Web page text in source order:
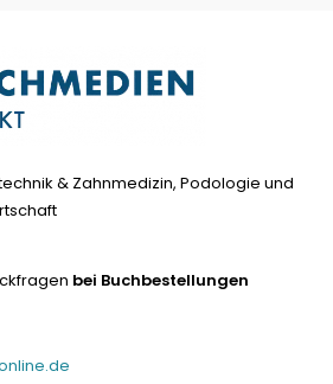
& Zahnmedizin, Podologie und
bei Buchbestellungen